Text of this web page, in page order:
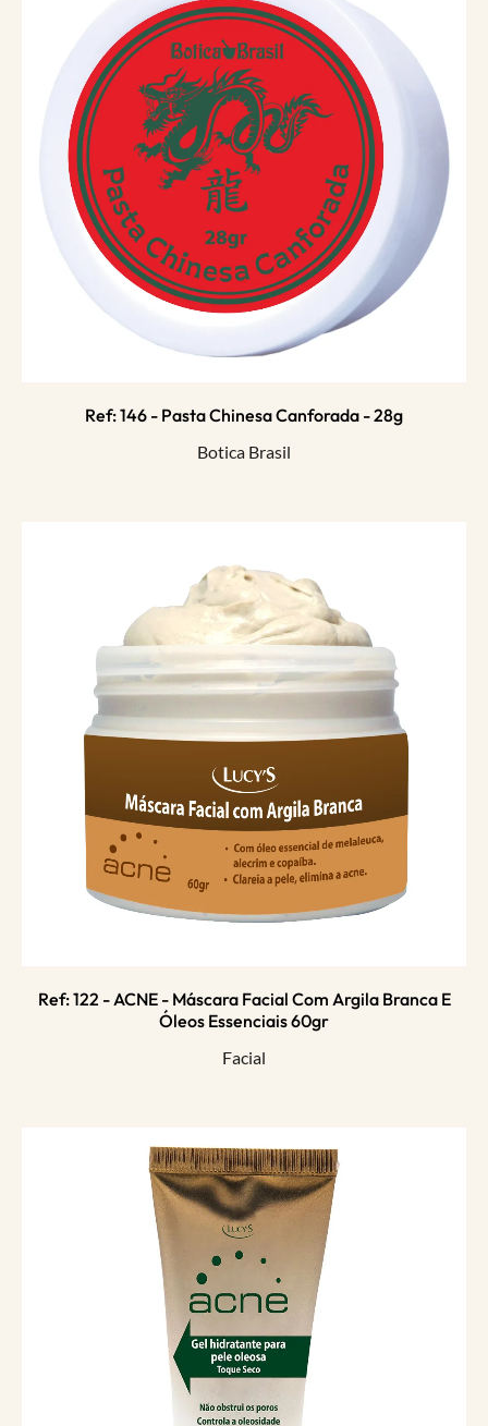
Ref: 146 - Pasta Chinesa Canforada - 28g
Botica Brasil
Ref: 122 - ACNE - Máscara Facial Com Argila Branca E
Óleos Essenciais 60gr
Facial